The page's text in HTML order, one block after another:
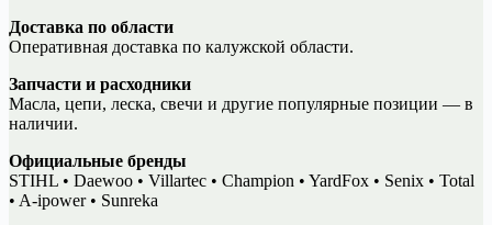
Доставка по области
Оперативная доставка по калужской области.
Запчасти и расходники
Масла, цепи, леска, свечи и другие популярные позиции — в
наличии.
Официальные бренды
STIHL • Daewoo • Villartec • Champion • YardFox • Senix • Total
• A-ipower • Sunreka